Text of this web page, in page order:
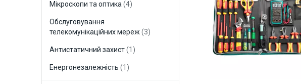
Мікроскопи та оптика (4)
Обслуговування
телекомунікаційних мереж (3)
Антистатичний захист(1)
Енергонезалежність (1)